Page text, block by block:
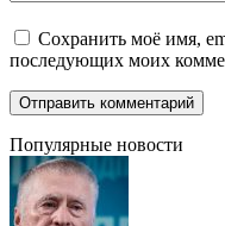
Сохранить моё имя,
последующих моих
Популярные новости